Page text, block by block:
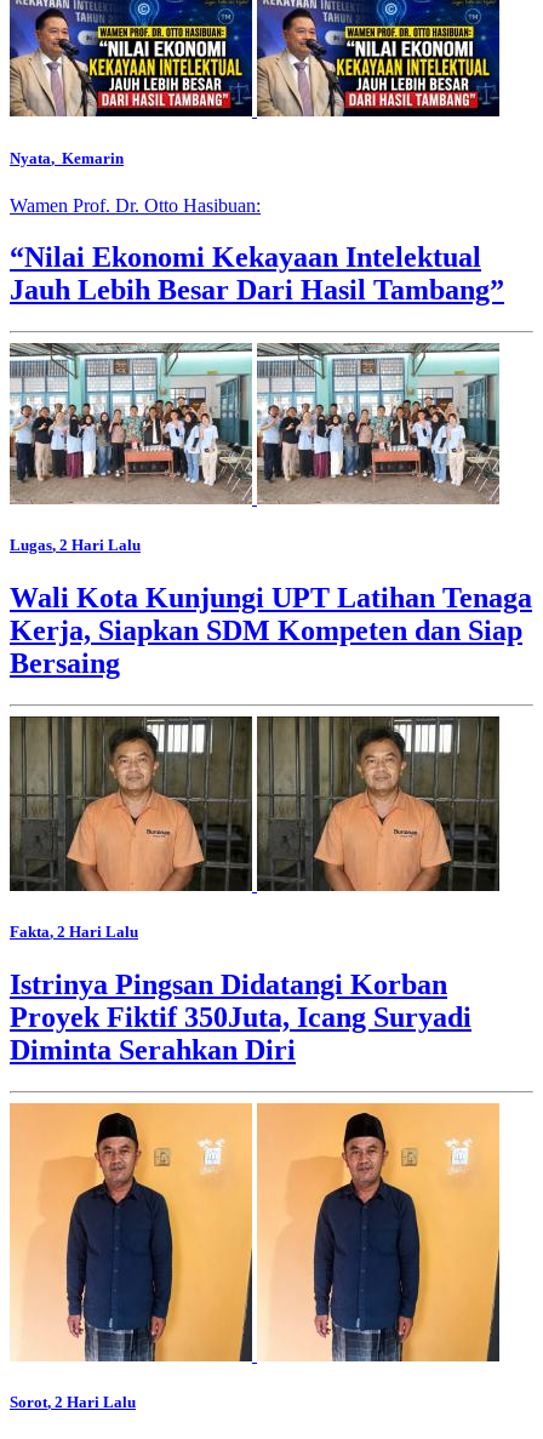
Nyata, Kemarin
Wamen Prof. Dr. Otto Hasibuan:
“Nilai Ekonomi Kekayaan Intelektual
Jauh Lebih Besar Dari Hasil Tambang”
Lugas, 2 Hari Lalu
Wali Kota Kunjungi UPT Latihan Tenaga
Kerja, Siapkan SDM Kompeten dan Siap
Bersaing
Fakta, 2 Hari Lalu
Istrinya Pingsan Didatangi Korban
Proyek Fiktif 350Juta, Icang Suryadi
Diminta Serahkan Diri
Sorot, 2 Hari Lalu